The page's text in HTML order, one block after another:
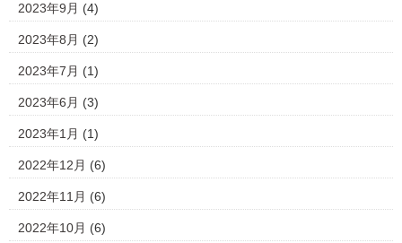
2023年9月 (4)
2023年8月 (2)
2023年7月 (1)
2023年6月 (3)
2023年1月 (1)
2022年12月 (6)
2022年11月 (6)
2022年10月 (6)